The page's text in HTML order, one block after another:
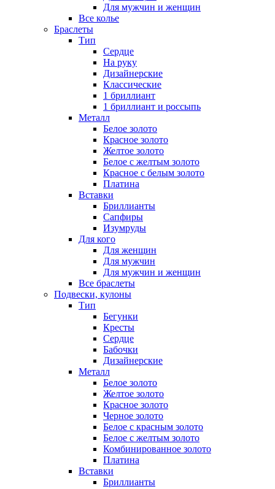
Для мужчин и женщин
Все колье
Браслеты
Тип
Сердце
На руку
Дизайнерские
Классические
1 бриллиант
1 бриллиант и россыпь
Металл
Белое золото
Красное золото
Желтое золото
Белое с желтым золото
Красное с белым золото
Платина
Вставки
Бриллианты
Сапфиры
Изумруды
Для кого
Для женщин
Для мужчин
Для мужчин и женщин
Все браслеты
Подвески, кулоны
Тип
Бегунки
Кресты
Сердце
Бабочки
Дизайнерские
Металл
Белое золото
Желтое золото
Красное золото
Черное золото
Белое с красным золото
Белое с желтым золото
Комбинированное золото
Платина
Вставки
Бриллианты